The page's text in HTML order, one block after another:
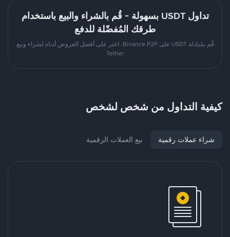
تداول USDT بسهولة - قُم بالشراء والبيع باستخدام
طرقك المُفضّلة للدفع
قُم بمُبادلة USDT على Binance P2P. اعثر على أفضل العروض أدناه لشراء وبيع
Tether
كيفية التداول من شخص لشخص
شراء عملات رقمية بيع العملات الرقمية